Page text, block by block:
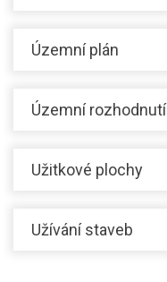
Územní plán
Územní rozhodnutí
Užitkové plochy
Užívání staveb